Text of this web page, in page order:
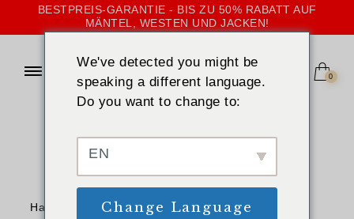
BESTPREIS-GARANTIE - BIS ZU 50% RABATT AUF
MÄNTEL, WESTEN UND JACKEN!
0
Mein Konto
Hast du dein Passwort vergessen? Bitte gib deinen
We've detected you might be
speaking a different language.
Do you want to change to:
EN
Change Language